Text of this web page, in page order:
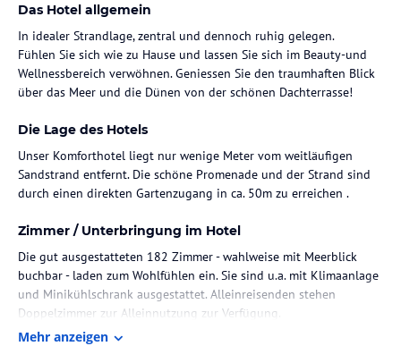
Das Hotel allgemein
In idealer Strandlage, zentral und dennoch ruhig gelegen.
Fühlen Sie sich wie zu Hause und lassen Sie sich im Beauty-und
Wellnessbereich verwöhnen. Geniessen Sie den traumhaften Blick
über das Meer und die Dünen von der schönen Dachterrasse!
Die Lage des Hotels
Unser Komforthotel liegt nur wenige Meter vom weitläufigen
Sandstrand entfernt. Die schöne Promenade und der Strand sind
durch einen direkten Gartenzugang in ca. 50m zu erreichen .
Zimmer / Unterbringung im Hotel
Die gut ausgestatteten 182 Zimmer - wahlweise mit Meerblick
buchbar - laden zum Wohlfühlen ein. Sie sind u.a. mit Klimaanlage
und Minikühlschrank ausgestattet. Alleinreisenden stehen
Doppelzimmer zur Alleinnutzung zur Verfügung.
Mehr anzeigen